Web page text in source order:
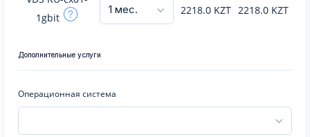
1gbit
2218.0 KZT 2218.0 KZT
Дополнительные услуги
Операционная система